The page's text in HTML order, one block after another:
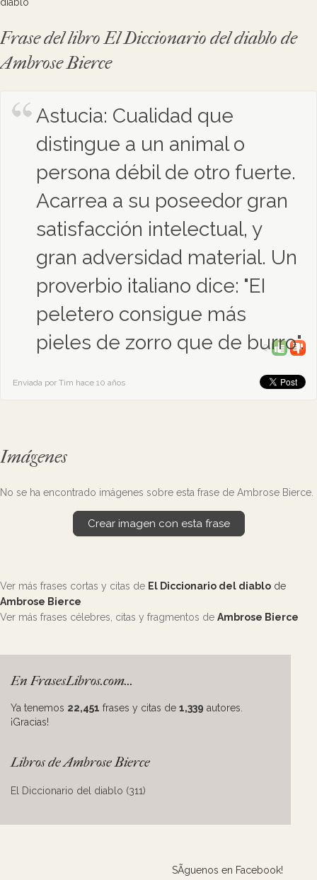
Frase del libro El Diccionario del diablo de
Ambrose Bierce
Astucia: Cualidad que
distingue a un animal o
persona débil de otro fuerte.
Acarrea a su poseedor gran
satisfacción intelectual, y
gran adversidad material. Un
proverbio italiano dice: "EI
peletero consigue más
pieles de zorro que de burro".
0
Enviada por Tim hace 10 años
Imágenes
No se ha encontrado imágenes sobre esta frase de Ambrose Bierce.
Crear imagen con esta frase
Ver más frases cortas y citas de El Diccionario del diablo de
Ambrose Bierce
Ver más frases célebres, citas y fragmentos de Ambrose Bierce
En FrasesLibros.com...
Ya tenemos 22,451 frases y citas de 1,339 autores.
¡Gracias!
Libros de Ambrose Bierce
El Diccionario del diablo (311)
SÃ­guenos en Facebook!